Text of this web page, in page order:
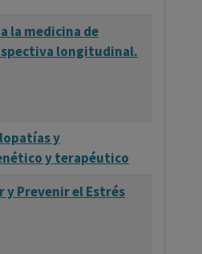
la medicina de
longitudinal.
y
y terapéutico
y Prevenir el Estrés